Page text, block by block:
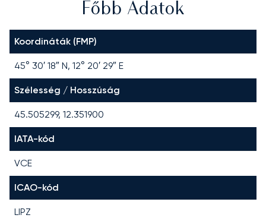
Főbb Adatok
Koordináták (FMP)
45° 30′ 18″ N, 12° 20′ 29″ E
Szélesség / Hosszúság
45.505299, 12.351900
IATA-kód
VCE
ICAO-kód
LIPZ